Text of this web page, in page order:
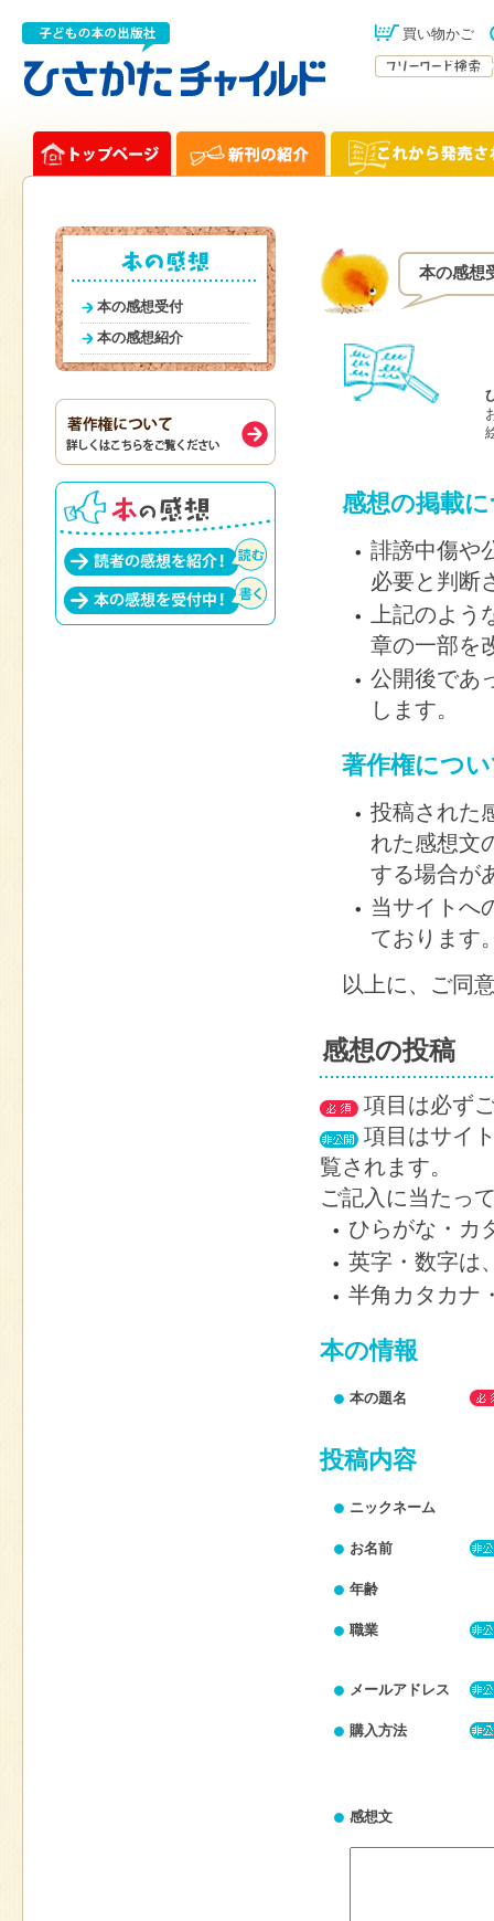
買い物かご
本の感想受付
本の感想紹介
本の感想
感想の掲載
誹謗中傷や
必要と判断
上記のよ
章の一部を
公開後であ
します。
著作権につ
投稿された
れた感想文
する場合が
当サイトへ
ております
以上に、ご同
感想の投稿
項目は必ず
項目はサイ
覧されます。
ご記入に当たっ
ひらがな・カ
英字・数字は
半角カタカナ
本の情報
本の題名
投稿内容
ニックネーム
お名前
年齢
職業
メールアドレス
購入方法
感想文